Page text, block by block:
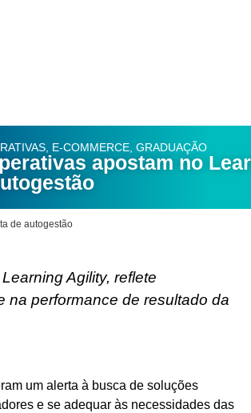
, E-COMMERCE, GRADUAÇÃO
apostam no
de autogestão
Agility, reflete
na performance de resultado da
um alerta à busca de soluções
e se adequar às necessidades das